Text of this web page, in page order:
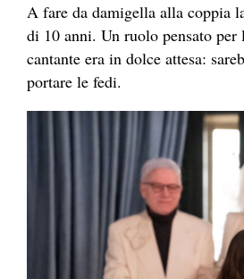
A fare da damigella alla coppia
di 10 anni. Un ruolo pensato per
cantante era in dolce attesa:
portare le fedi.